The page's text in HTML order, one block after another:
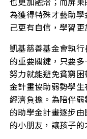
為獲得特殊才藝助
己更有自信，學習更
凱基慈善基金會執
的重要關鍵，只要
努力就能避免貧窮
金計畫協助弱勢學
經濟負擔。為陪伴
的助學金計畫逐步
的小朋友，讓孩子